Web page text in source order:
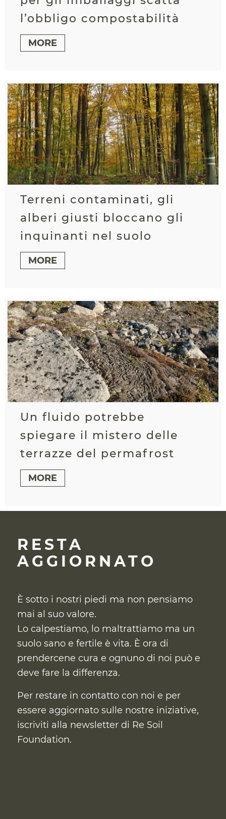
l’obbligo compostabilità
MORE
Terreni contaminati, gli
alberi giusti bloccano gli
inquinanti nel suolo
MORE
Un fluido potrebbe
spiegare il mistero delle
terrazze del permafrost
MORE
RESTA
AGGIORNATO
È sotto i nostri piedi ma non pensiamo
mai al suo valore.
Lo calpestiamo, lo maltrattiamo ma un
suolo sano e fertile è vita. È ora di
prendercene cura e ognuno di noi può e
deve fare la differenza.
Per restare in contatto con noi e per
essere aggiornato sulle nostre iniziative,
iscriviti alla newsletter di Re Soil
Foundation.